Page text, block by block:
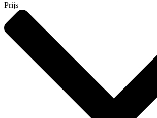
Prijs